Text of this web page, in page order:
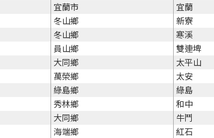
宜蘭市
宜蘭
冬山鄉
新寮
冬山鄉
寒溪
員山鄉
雙連埤
大同鄉
太平山
萬榮鄉
太安
綠島鄉
綠島
秀林鄉
和中
大同鄉
牛鬥
海端鄉
紅石